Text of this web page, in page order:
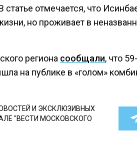
статье отмечается, что
но проживает в
региона сообщали, что
на публике в «голом»
И ЭКСКЛЮЗИВНЫХ
"ВЕСТИ МОСКОВСКОГО